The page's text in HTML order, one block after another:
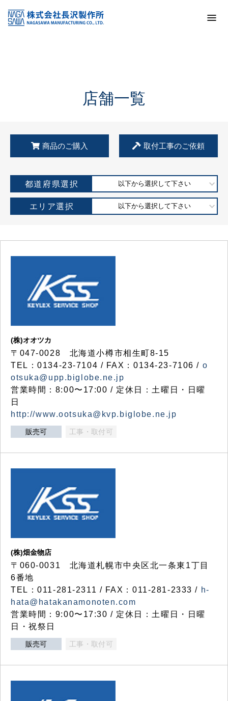
KSS加盟店・取扱店情報
店舗一覧
店舗一覧
商品のご購入 取付工事のご依頼
都道府県選択 以下から選択して下さい
エリア選択 以下から選択して下さい
(株)オオツカ
〒047-0028 北海道小樽市相生町8-15
TEL：0134-23-7104 / FAX：0134-23-7106 / o
otsuka@upp.biglobe.ne.jp
営業時間：8:00〜17:00 / 定休日：土曜日・日曜
日
http://www.ootsuka@kvp.biglobe.ne.jp
販売可 工事・取付可
(株)畑金物店
〒060-0031 北海道札幌市中央区北一条東1丁目
6番地
TEL：011-281-2311 / FAX：011-281-2333 / h-
hata@hatakanamonoten.com
営業時間：9:00〜17:30 / 定休日：土曜日・日曜
日・祝祭日
販売可 工事・取付可